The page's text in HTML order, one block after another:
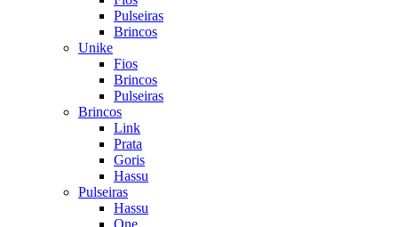
Pulseiras
Brincos
Unike
Fios
Brincos
Pulseiras
Brincos
Link
Prata
Goris
Hassu
Pulseiras
Hassu
One